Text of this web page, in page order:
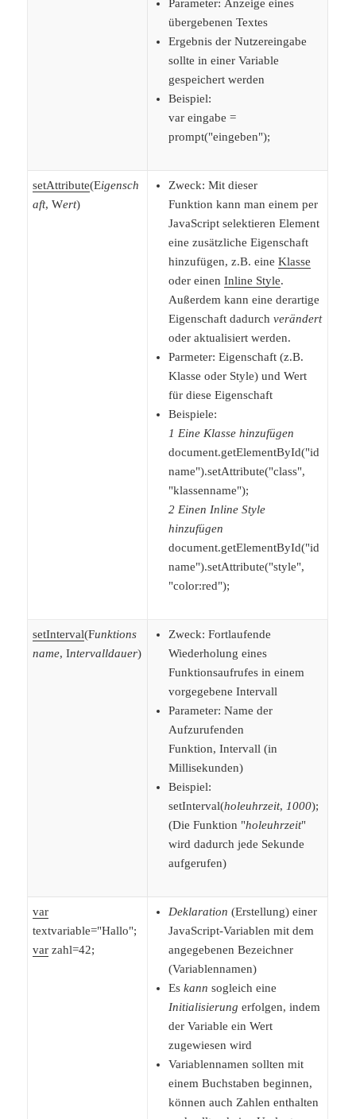
Parameter: Anzeige eines
übergebenen Textes
Ergebnis der Nutzereingabe
sollte in einer Variable
gespeichert werden
Beispiel:
var eingabe =
prompt("eingeben");
setAttribute(Eigensch
aft, Wert)
Zweck: Mit dieser
Funktion kann man einem per
JavaScript selektieren Element
eine zusätzliche Eigenschaft
hinzufügen, z.B. eineKlasse
oder einenInline Style.
Außerdem kann eine derartige
Eigenschaft dadurchverändert
oder aktualisiert werden.
Parmeter: Eigenschaft (z.B.
Klasse oder Style) und Wert
für diese Eigenschaft
Beispiele:
1 Eine Klasse hinzufügen
document.getElementById("id
name").setAttribute("class",
"klassenname");
2 Einen Inline Style
hinzufügen
document.getElementById("id
name").setAttribute("style",
"color:red");
setInterval(Funktions
name, Intervalldauer)
Zweck: Fortlaufende
Wiederholung eines
Funktionsaufrufes in einem
vorgegebene Intervall
Parameter: Name der
Aufzurufenden
Funktion, Intervall (in
Millisekunden)
Beispiel:
setInterval(holeuhrzeit,1000);
(Die Funktion "holeuhrzeit"
wird dadurch jede Sekunde
aufgerufen)
var
textvariable="Hallo";
var zahl=42;
Deklaration (Erstellung) einer
JavaScript-Variablen mit dem
angegebenen Bezeichner
(Variablennamen)
Eskann sogleich eine
Initialisierung erfolgen, indem
der Variable ein Wert
zugewiesen wird
Variablennamen sollten mit
einem Buchstaben beginnen,
können auch Zahlen enthalten